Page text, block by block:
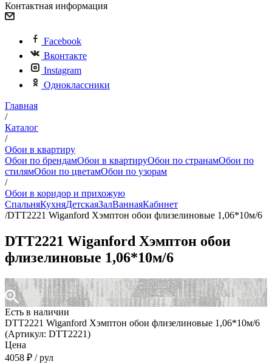
Контактная информация
Facebook
Вконтакте
Instagram
Одноклассники
Главная
/
Каталог
/
Обои в квартиру
Обои по брендамОбои в квартируОбои по странамОбои по
стилямОбои по цветамОбои по узорам
/
Обои в коридор и прихожую
СпальняКухняДетскаяЗалВаннаяКабинет
/DTT2221 Wiganford Хэмптон обои флизелиновые 1,06*10м/6
DTT2221 Wiganford Хэмптон обои
флизелиновые 1,06*10м/6
Есть в наличии
DTT2221 Wiganford Хэмптон обои флизелиновые 1,06*10м/6
(Артикул: DTT2221)
Цена
4058 ₽ / рул